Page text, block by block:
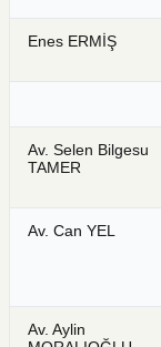
Enes ERMİŞ
Av. Selen Bilgesu
TAMER
Av. Can YEL
Av. Aylin